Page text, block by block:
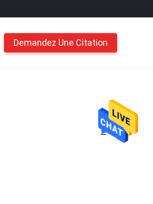
Demandez Une Citation